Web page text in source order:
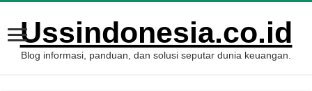
Ussindonesia.co.id
Blog informasi, panduan, dan solusi seputar dunia keuangan.